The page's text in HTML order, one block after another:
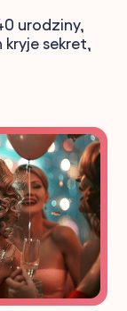
urodziny,
kryje sekret,